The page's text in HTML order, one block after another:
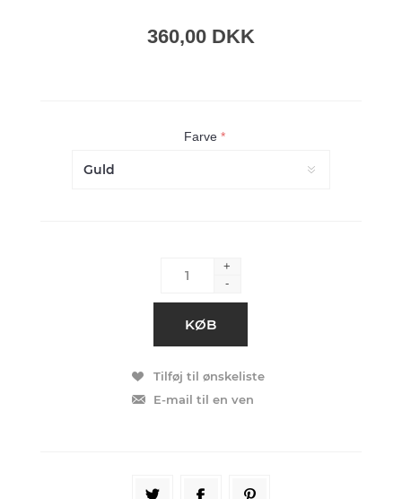
360,00 DKK
Farve *
+
-